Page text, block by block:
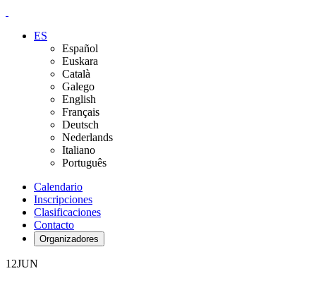
ES
Español
Euskara
Català
Galego
English
Français
Deutsch
Nederlands
Italiano
Português
Calendario
Inscripciones
Clasificaciones
Contacto
Organizadores
12JUN